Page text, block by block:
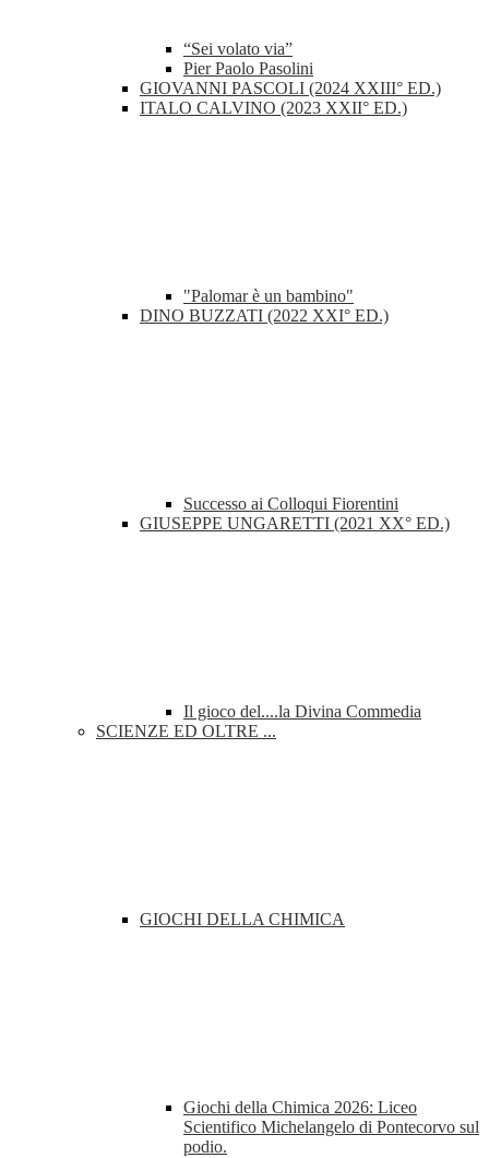
“Sei volato via”
Pier Paolo Pasolini
GIOVANNI PASCOLI (2024 XXIII° ED.)
ITALO CALVINO (2023 XXII° ED.)
"Palomar è un bambino"
DINO BUZZATI (2022 XXI° ED.)
Successo ai Colloqui Fiorentini
GIUSEPPE UNGARETTI (2021 XX° ED.)
Il gioco del....la Divina Commedia
SCIENZE ED OLTRE ...
GIOCHI DELLA CHIMICA
Giochi della Chimica 2026: Liceo
Scientifico Michelangelo di Pontecorvo sul
podio.